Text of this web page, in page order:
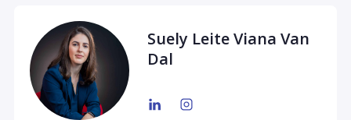
Suely Leite Viana Van
Dal